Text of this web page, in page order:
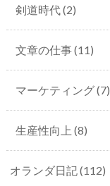
剣道時代(2)
文章の仕事(11)
マーケティング(7)
生産性向上 (8)
オランダ日記(112)